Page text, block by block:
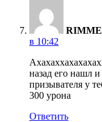
в 10:42
назад его нашл
призывателя у
300 урона
Ответить